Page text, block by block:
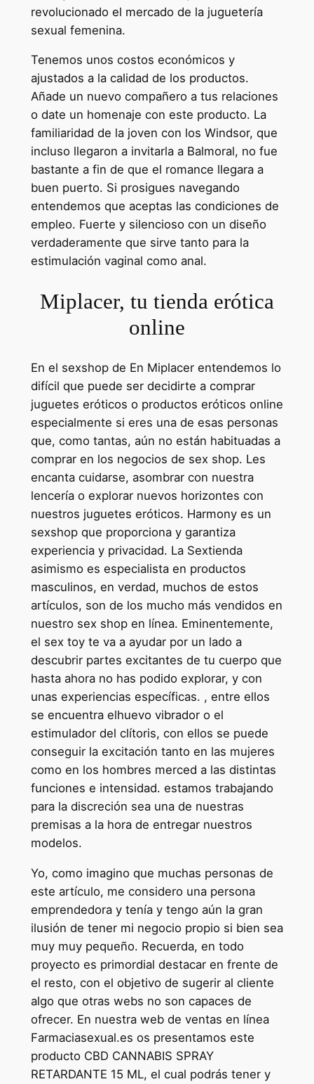
revolucionado el mercado de la juguetería
sexual femenina.
Tenemos unos costos económicos y
ajustados a la calidad de los productos.
Añade un nuevo compañero a tus relaciones
o date un homenaje con este producto. La
familiaridad de la joven con los Windsor, que
incluso llegaron a invitarla a Balmoral, no fue
bastante a fin de que el romance llegara a
buen puerto. Si prosigues navegando
entendemos que aceptas las condiciones de
empleo. Fuerte y silencioso con un diseño
verdaderamente que sirve tanto para la
estimulación vaginal como anal.
Miplacer, tu tienda erótica
online
En el sexshop de En Miplacer entendemos lo
difícil que puede ser decidirte a comprar
juguetes eróticos o productos eróticos online
especialmente si eres una de esas personas
que, como tantas, aún no están habituadas a
comprar en los negocios de sex shop. Les
encanta cuidarse, asombrar con nuestra
lencería o explorar nuevos horizontes con
nuestros juguetes eróticos. Harmony es un
sexshop que proporciona y garantiza
experiencia y privacidad. La Sextienda
asimismo es especialista en productos
masculinos, en verdad, muchos de estos
artículos, son de los mucho más vendidos en
nuestro sex shop en línea. Eminentemente,
el sex toy te va a ayudar por un lado a
descubrir partes excitantes de tu cuerpo que
hasta ahora no has podido explorar, y con
unas experiencias específicas. , entre ellos
se encuentra elhuevo vibrador o el
estimulador del clítoris, con ellos se puede
conseguir la excitación tanto en las mujeres
como en los hombres merced a las distintas
funciones e intensidad. estamos trabajando
para la discreción sea una de nuestras
premisas a la hora de entregar nuestros
modelos.
Yo, como imagino que muchas personas de
este artículo, me considero una persona
emprendedora y tenía y tengo aún la gran
ilusión de tener mi negocio propio si bien sea
muy muy pequeño. Recuerda, en todo
proyecto es primordial destacar en frente de
el resto, con el objetivo de sugerir al cliente
algo que otras webs no son capaces de
ofrecer. En nuestra web de ventas en línea
Farmaciasexual.es os presentamos este
producto CBD CANNABIS SPRAY
RETARDANTE 15 ML, el cual podrás tener y